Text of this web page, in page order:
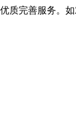
质完善服务。